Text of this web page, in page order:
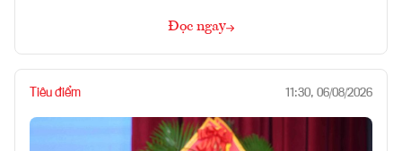
Đọc ngay
Tiêu điểm 11:30, 06/08/2026